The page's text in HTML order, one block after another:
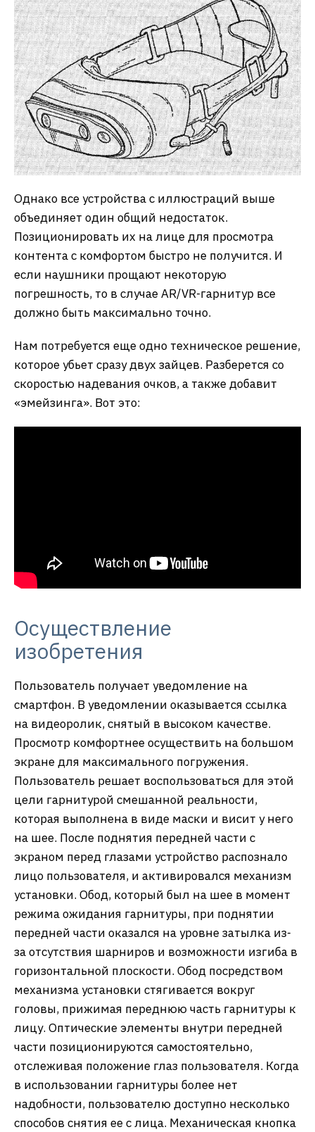
Однако все устройства с иллюстраций выше
объединяет один общий недостаток.
Позиционировать их на лице для просмотра
контента с комфортом быстро не получится. И
если наушники прощают некоторую
погрешность, то в случае AR/VR-гарнитур все
должно быть максимально точно.
Нам потребуется еще одно техническое решение,
которое убьет сразу двух зайцев. Разберется со
скоростью надевания очков, а также добавит
«эмейзинга». Вот это:
Осуществление
изобретения
Пользователь получает уведомление на
смартфон. В уведомлении оказывается ссылка
на видеоролик, снятый в высоком качестве.
Просмотр комфортнее осуществить на большом
экране для максимального погружения.
Пользователь решает воспользоваться для этой
цели гарнитурой смешанной реальности,
которая выполнена в виде маски и висит у него
на шее. После поднятия передней части с
экраном перед глазами устройство распознало
лицо пользователя, и активировался механизм
установки. Обод, который был на шее в момент
режима ожидания гарнитуры, при поднятии
передней части оказался на уровне затылка из-
за отсутствия шарниров и возможности изгиба в
горизонтальной плоскости. Обод посредством
механизма установки стягивается вокруг
головы, прижимая переднюю часть гарнитуры к
лицу. Оптические элементы внутри передней
части позиционируются самостоятельно,
отслеживая положение глаз пользователя. Когда
в использовании гарнитуры более нет
надобности, пользователю доступно несколько
способов снятия ее с лица. Механическая кнопка